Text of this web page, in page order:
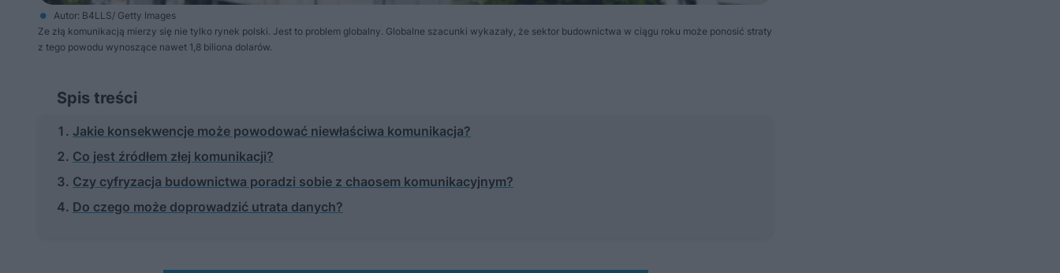
Autor: B4LLS/ Getty Images
Ze złą komunikacją mierzy się nie tylko rynek polski. Jest to problem globalny. Globalne szacunki wykazały, że sektor budownictwa w ciągu roku może ponosić straty
z tego powodu wynoszące nawet 1,8 biliona dolarów.
Spis treści
Jakie konsekwencje może powodować niewłaściwa komunikacja?
Co jest źródłem złej komunikacji?
Czy cyfryzacja budownictwa poradzi sobie z chaosem komunikacyjnym?
Do czego może doprowadzić utrata danych?